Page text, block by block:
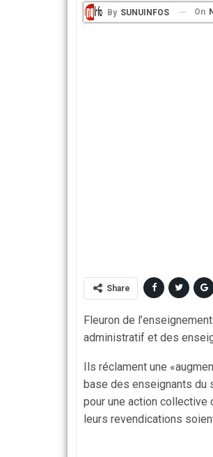
By SUNUINFOS On
Share
Fleuron de
administratif et des
Ils réclament une
base des enseignants du
pour une action collective
leurs revendications